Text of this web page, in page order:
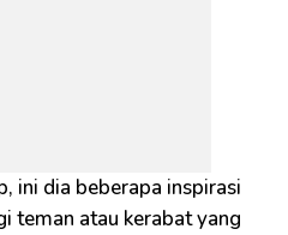
ini dia beberapa inspirasi
teman atau kerabat yang